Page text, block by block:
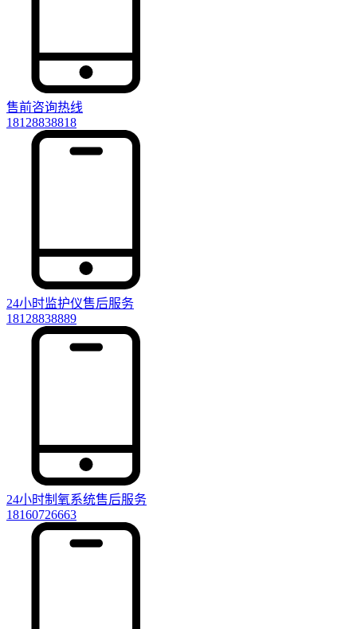
售前咨询热线
18128838818
24小时监护仪售后服务
18128838889
24小时制氧系统售后服务
18160726663